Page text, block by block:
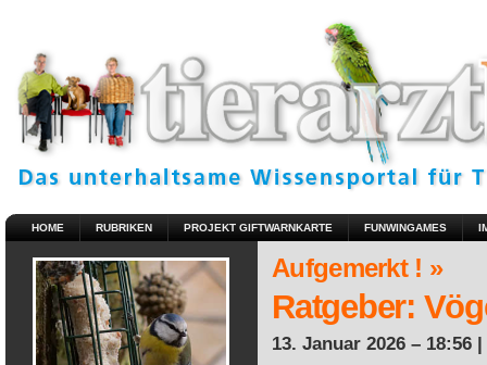
HOME RUBRIKEN PROJEKT GIFTWARNKARTE FUNWINGAMES
Aufgemerkt ! »
Ratgeber:
13. Januar 2026 – 18:56 |